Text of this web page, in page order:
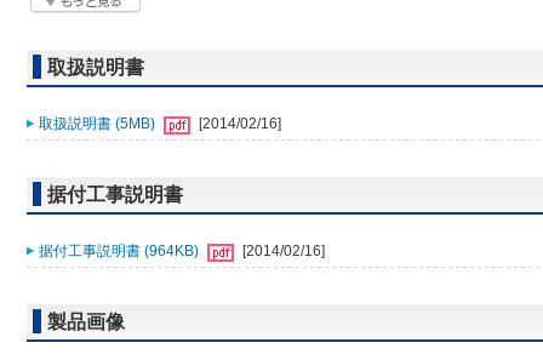
取扱説明書
取扱説明書 (5MB) [2014/02/16]
据付工事説明書
据付工事説明書 (964KB) [2014/02/16]
製品画像